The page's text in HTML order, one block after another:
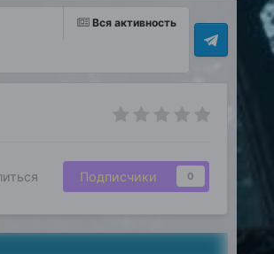
Вся активность
Подписчики 0